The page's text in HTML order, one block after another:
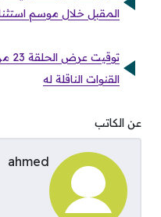
المقبل خلال موسم
القنوات الناقلة له
عن الكاتب
ahmed